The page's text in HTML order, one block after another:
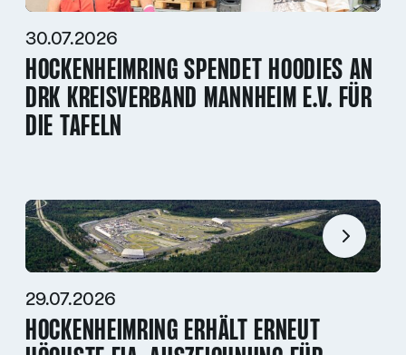
30.07.2026
HOCKENHEIMRING SPENDET HOODIES AN
DRK KREISVERBAND MANNHEIM E.V. FÜR
DIE TAFELN
29.07.2026
HOCKENHEIMRING ERHÄLT ERNEUT